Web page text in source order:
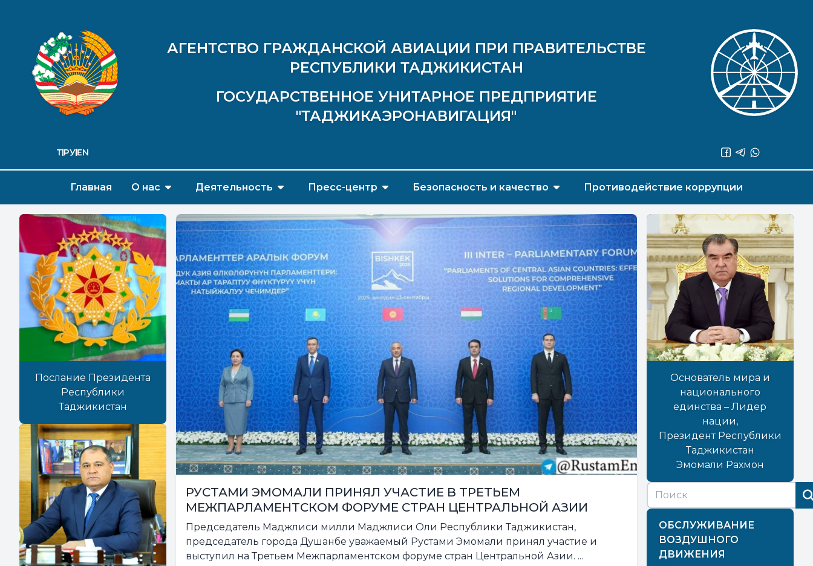
АГЕНТСТВО ГРАЖДАНСКОЙ АВИАЦИИ ПРИ ПРАВИТЕЛЬСТВЕ
РЕСПУБЛИКИ ТАДЖИКИСТАН
ГОСУДАРСТВЕННОЕ УНИТАРНОЕ ПРЕДПРИЯТИЕ
"ТАДЖИКАЭРОНАВИГАЦИЯ"
ТҶ РУEN
Главная О нас Деятельность Пресс-центр Безопасность и качество Противодействие коррупции
Послание Президента
Республики
Таджикистан
РУСТАМИ ЭМОМАЛИ ПРИНЯЛ УЧАСТИЕ В ТРЕТЬЕМ
МЕЖПАРЛАМЕНТСКОМ ФОРУМЕ СТРАН ЦЕНТРАЛЬНОЙ АЗИИ
Председатель Маджлиси милли Маджлиси Оли Республики Таджикистан,
председатель города Душанбе уважаемый Рустами Эмомали принял участие и
выступил на Третьем Межпарламентском форуме стран Центральной Азии. ...
Основатель мира и
национального
единства – Лидер
нации,
Президент Республики
Таджикистан
Эмомали Рахмон
ОБСЛУЖИВАНИЕ
ВОЗДУШНОГО
ДВИЖЕНИЯ